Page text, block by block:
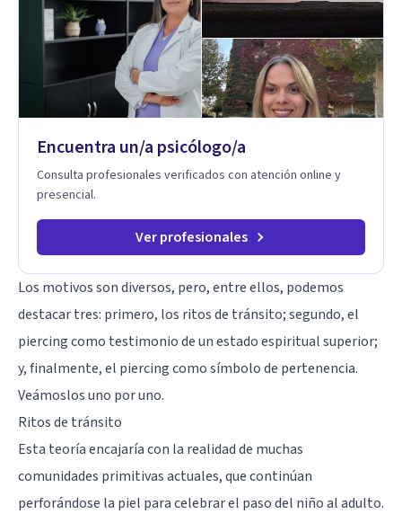
Encuentra un/a psicólogo/a
Consulta profesionales verificados con atención online y
presencial.
Ver profesionales
Los motivos son diversos, pero, entre ellos, podemos
destacar tres: primero, los ritos de tránsito; segundo, el
piercing como testimonio de un estado espiritual superior;
y, finalmente, el piercing como símbolo de pertenencia.
Veámoslos uno por uno.
Ritos de tránsito
Esta teoría encajaría con la realidad de muchas
comunidades primitivas actuales, que continúan
perforándose la piel para celebrar el paso del niño al adulto.